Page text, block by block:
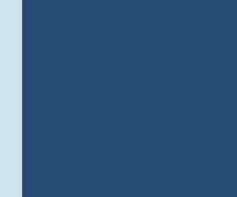
日東
亀
高精度基板工場の生